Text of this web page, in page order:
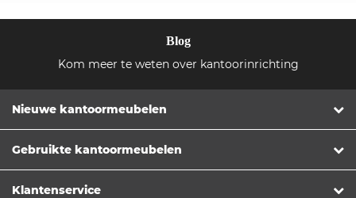
Blog
Kom meer te weten over kantoorinrichting
Nieuwe kantoormeubelen
Gebruikte kantoormeubelen
Klantenservice